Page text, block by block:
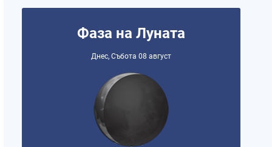
Фаза на Луната
Днес, Събота 08 август